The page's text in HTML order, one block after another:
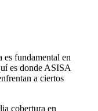
es fundamental en
es donde ASISA
a ciertos
cobertura en